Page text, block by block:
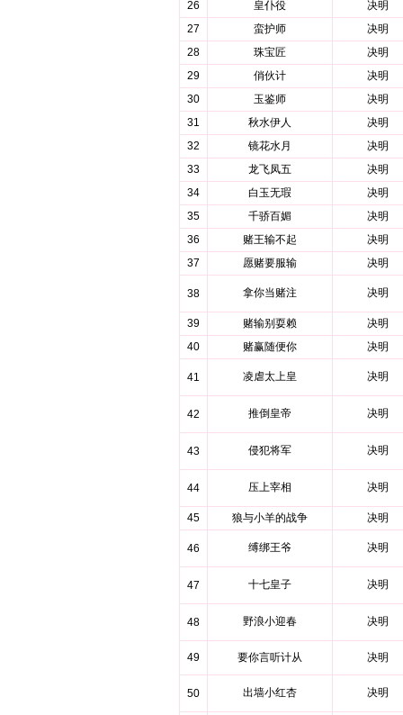
26
皇仆役
决明
27
蛮护师
决明
28
珠宝匠
决明
29
俏伙计
决明
30
玉鉴师
决明
31
秋水伊人
决明
32
镜花水月
决明
33
龙飞凤五
决明
34
白玉无瑕
决明
35
千骄百媚
决明
36
赌王输不起
决明
37
愿赌要服输 决明
38 拿你当赌注 决明
39 赌输别耍赖
决明
40
赌赢随便你 决明
41 凌虐太上皇 决明
42 推倒皇帝 决明
43 侵犯将军 决明
44 压上宰相 决明
45 狼与小羊的战争 决明
46 缚绑王爷 决明
47 十七皇子 决明
48 野浪小迎春 决明
49 要你言听计从 决明
50 出墙小红杏 决明